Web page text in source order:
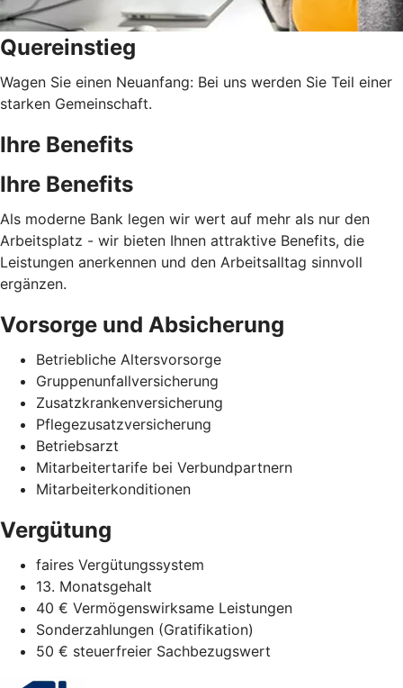
Quereinstieg
Wagen Sie einen Neuanfang: Bei uns werden Sie Teil einer
starken Gemeinschaft.
Ihre Benefits
Ihre Benefits
Als moderne Bank legen wir wert auf mehr als nur den
Arbeitsplatz - wir bieten Ihnen attraktive Benefits, die
Leistungen anerkennen und den Arbeitsalltag sinnvoll
ergänzen.
Vorsorge und Absicherung
Betriebliche Altersvorsorge
Gruppenunfallversicherung
Zusatzkrankenversicherung
Pflegezusatzversicherung
Betriebsarzt
Mitarbeitertarife bei Verbundpartnern
Mitarbeiterkonditionen
Vergütung
faires Vergütungssystem
13. Monatsgehalt
40 € Vermögenswirksame Leistungen
Sonderzahlungen (Gratifikation)
50 € steuerfreier Sachbezugswert